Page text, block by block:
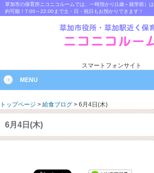
草加市の保育所ニコニコルームでは、一時預かり(1歳～就学前）
約可能！7:00～22:00まで土・日・祝日もお預かりできます！
スマートフォンサイト
MENU
トップページ > 給食ブログ > 6月4日(木)
6月4日(木)